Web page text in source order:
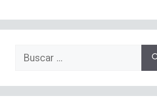
Buscar: